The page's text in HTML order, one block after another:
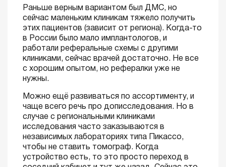
Раньше верным вариантом был ДМС, но
сейчас маленьким клиникам тяжело получить
этих пациентов (зависит от региона). Когда-то
в России было мало имплантологов, и
работали реферальные схемы с другими
клиниками, сейчас врачей достаточно. Не все
с хорошим опытом, но рефералки уже не
нужны.
Можно ещё развиваться по ассортименту, и
чаще всего речь про дописследования. Но в
случае с региональными клиниками
исследования часто заказываются в
независимых лабораториях типа Пикассо,
чтобы не ставить томограф. Когда
устройство есть, то это просто переход в